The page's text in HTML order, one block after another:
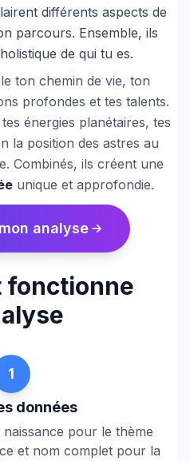
différents aspects de
parcours. Ensemble, ils
de qui tu es.
ton chemin de vie, ton
profondes et tes talents.
énergies planétaires, tes
la position des astres au
Combinés, ils créent une
unique et approfondie.
analyse
fonctionne
1
données
pour le thème
et nom complet pour la